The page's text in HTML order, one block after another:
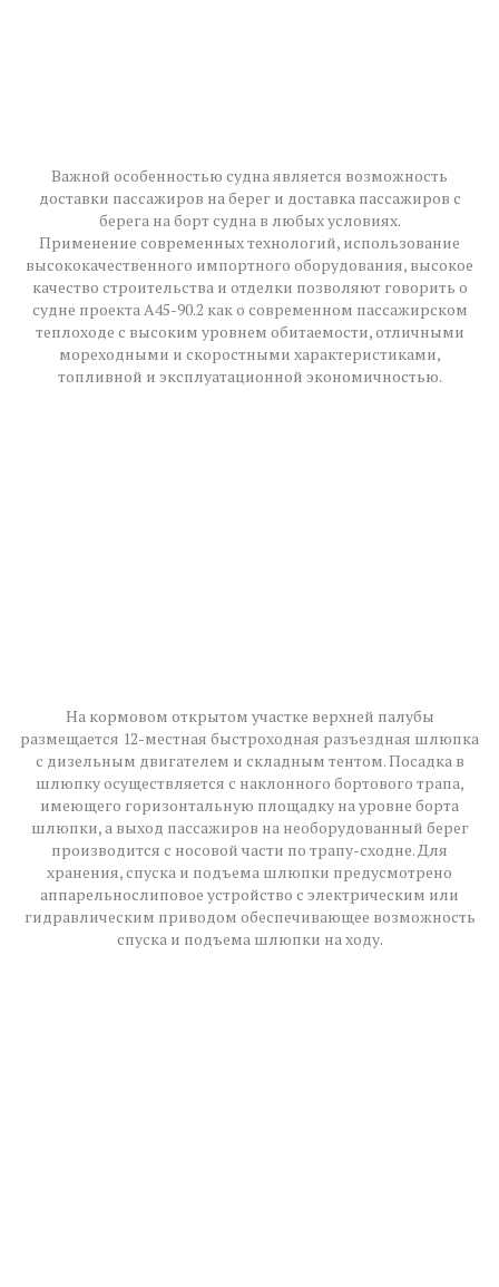
Важной особенностью судна является возможность
доставки пассажиров на берег и доставка пассажиров с
берега на борт судна в любых условиях.
Применение современных технологий, использование
высококачественного импортного оборудования, высокое
качество строительства и отделки позволяют говорить о
судне проекта А45-90.2 как о современном пассажирском
теплоходе с высоким уровнем обитаемости, отличными
мореходными и скоростными характеристиками,
топливной и эксплуатационной экономичностью.
На кормовом открытом участке верхней палубы
размещается 12-местная быстроходная разъездная шлюпка
с дизельным двигателем и складным тентом. Посадка в
шлюпку осуществляется с наклонного бортового трапа,
имеющего горизонтальную площадку на уровне борта
шлюпки, а выход пассажиров на необорудованный берег
производится с носовой части по трапу-сходне. Для
хранения, спуска и подъема шлюпки предусмотрено
аппарельнослиповое устройство с электрическим или
гидравлическим приводом обеспечивающее возможность
спуска и подъема шлюпки на ходу.